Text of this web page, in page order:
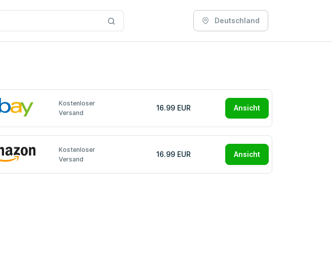
Deutschland
Kostenloser
Versand
16.99 EUR Ansicht
Kostenloser
Versand
16.99 EUR Ansicht